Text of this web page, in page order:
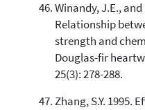
Winandy, J.E.,
Relationship
strength and
Douglas-fir
25(3): 278-288.
Zhang, S.Y. 1995.